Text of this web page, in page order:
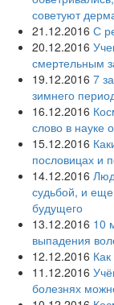
советуют
21.12.2016 С
20.12.2016
смертельным
19.12.2016 7
зимнего
16.12.2016
слово в науке
15.12.2016
пословицах и
14.12.2016
судьбой, и еще
будущего
13.12.2016 10
выпадения
12.12.2016
11.12.2016
болезнях